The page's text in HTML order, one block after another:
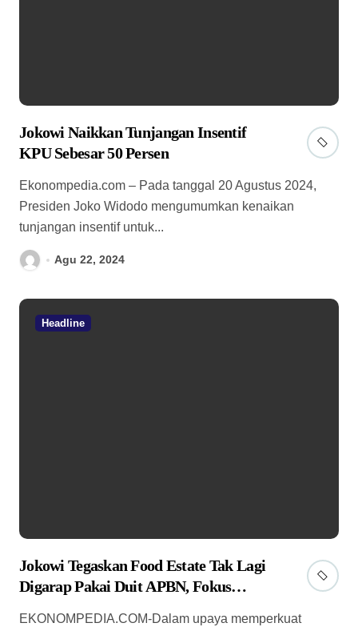
Jokowi Naikkan Tunjangan Insentif
KPU Sebesar 50 Persen
Ekonompedia.com – Pada tanggal 20 Agustus 2024,
Presiden Joko Widodo mengumumkan kenaikan
tunjangan insentif untuk...
Agu 22, 2024
Headline
Jokowi Tegaskan Food Estate Tak Lagi
Digarap Pakai Duit APBN, Fokus
EKONOMPEDIA.COM-Dalam upaya memperkuat